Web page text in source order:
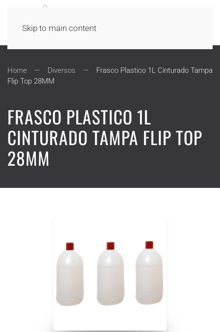
Skip to main content
Home Diversos
Frasco Plastico 1L Cinturado Tampa
Flip Top 28MM
FRASCO PLASTICO 1L
CINTURADO TAMPA FLIP TOP
28MM